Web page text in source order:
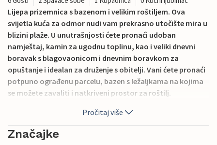
Lijepa prizemnica s bazenom i velikim roštiljem. Ova
svijetla kuća za odmor nudi vam prekrasno utočište mira u
blizini plaže. U unutrašnjosti ćete pronaći udoban
namještaj, kamin za ugodnu toplinu, kao i veliki dnevni
boravak s blagovaonicom i dnevnim boravkom za
opuštanje i idealan za druženje s obitelji. Vani ćete pronaći
potpuno ograđenu parcelu, bazen s ležaljkama na kojima
se možete zavaliti i natkriveni prostor za roštilj.
modernom arhitekturom poput Morskih orgulja i
Pozdrava suncu te brojnih uzbudljivih izletišta, čine ovo
malo ljetovalište popularnim odredištem za putovanja
Pročitaj više
Značajke